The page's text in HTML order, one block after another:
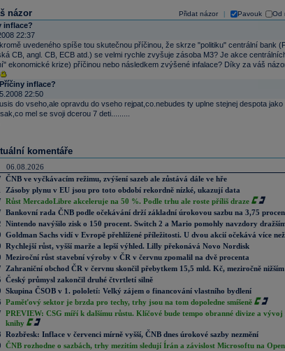
Přidat názor Pavouk Od
názor
inflace?
22:37
uvedeného spíše tou skutečnou příčinou, že skrze "politiku" centrální bank
CB, angl. CB, ECB atd.) se velmi rychle zvyšuje zásoba M3? Je akce
ekonomické krize) příčinou nebo následkem zvýšené infalace? Díky za váš
inflace?
22:50
do vseho,ale opravdu do vseho rejpat,co.nebudes ty uplne stejnej despota jako
mel se svoji dcerou 7 deti.........
komentáře
06.08.2026
ČNB ve vyčkávacím režimu, zvýšení sazeb ale zůstává dále ve hře
Zásoby plynu v EU jsou pro toto období rekordně nízké, ukazují data
Růst MercadoLibre akceleruje na 50 %. Podle trhu ale roste příliš draze
Bankovní rada ČNB podle očekávání drží základní úrokovou sazbu na 3,75
Nintendo navýšilo zisk o 150 procent. Switch 2 a Mario pomohly navzdory
Goldman Sachs vidí v Evropě přehlížené příležitosti. U dvou akcií očekává více
Rychlejší růst, vyšší marže a lepší výhled. Lilly překonává Novo Nordisk
Meziroční růst stavební výroby v ČR v červnu zpomalil na dvě procenta
Zahraniční obchod ČR v červnu skončil přebytkem 15,5 mld. Kč, meziročně nižším
Český průmysl zakončil druhé čtvrtletí silně
Skupina ČSOB v 1. pololetí: Velký zájem o financování vlastního bydlení
Paměťový sektor je brzda pro techy, trhy jsou na tom dopoledne smíšeně
PREVIEW: CSG míří k dalšímu růstu. Klíčové bude tempo obranné divize a vývoj
knihy
Rozbřesk: Inflace v červenci mírně vyšší, ČNB dnes úrokové sazby nezmění
ČNB rozhodne o sazbách, trhy mezitím sledují Írán a závislost Microsoftu na